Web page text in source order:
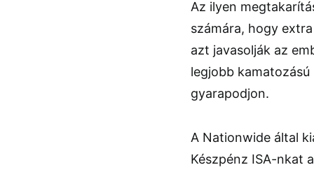
Az ilyen
számára, hogy
azt javasolják az
legjobb
gyarapodjon.
A Nationwide által
Készpénz ISA-nkat